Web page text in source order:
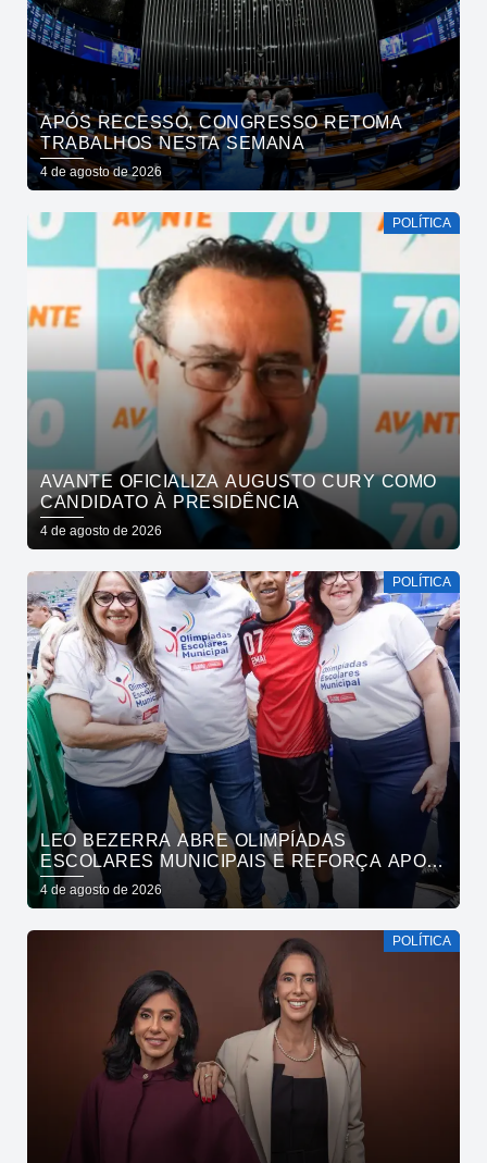
APÓS RECESSO, CONGRESSO RETOMA
TRABALHOS NESTA SEMANA
4 de agosto de 2026
POLÍTICA
AVANTE OFICIALIZA AUGUSTO CURY COMO
CANDIDATO À PRESIDÊNCIA
4 de agosto de 2026
POLÍTICA
LEO BEZERRA ABRE OLIMPÍADAS
ESCOLARES MUNICIPAIS E REFORÇA APOIO
DA PREFEITURA DE JOÃO PESSOA AO
ESPORTE
4 de agosto de 2026
POLÍTICA